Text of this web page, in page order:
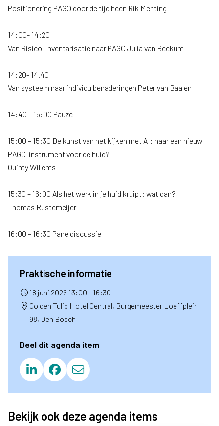
Positionering PAGO door de tijd heen Rik Menting
14:00- 14:20
Van Risico-Inventarisatie naar PAGO Julia van Beekum
14:20- 14.40
Van systeem naar individu benaderingen Peter van Baalen
14:40 – 15:00 Pauze
15:00 – 15:30 De kunst van het kijken met AI: naar een nieuw
PAGO-instrument voor de huid?
Quinty Willems
15:30 – 16:00 Als het werk in je huid kruipt: wat dan?
Thomas Rustemeijer
16:00 – 16:30 Paneldiscussie
Praktische informatie
18 juni 2026 13:00 - 16:30
Golden Tulip Hotel Central, Burgemeester Loeffplein
98, Den Bosch
Deel dit agenda item
Bekijk ook deze agenda items